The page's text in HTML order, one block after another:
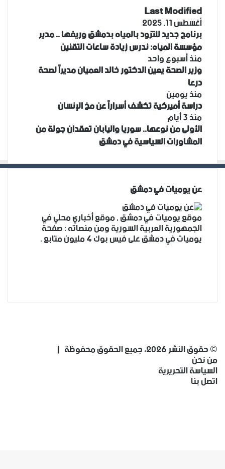
Last Modified
أغسطس 11, 2025
برنامج جديد للتزود بالمياه بدمشق وريفها .. مدير
مؤسسة المياه: ندرس زيادة ساعات التقنين
منذ أسبوع واحد
وزير الصحة يعين الدكتور خالد العميان مديراً لصحة
درعا
منذ يومين
دراسة أميركية تكشف أسراراً عن مخ الإنسان
منذ 3 أيام
الأولى من نوعها.. سوريا واليابان تعقدان جولة من
المشاورات السياسية في دمشق
عن يوميات في دمشق
موقع يوميات في دمشق , موقع أخباري محلي في
الجمهورية العربية السورية ومن منصاته : صفحة
يوميات في دمشق على فيس بوك 4 مليون متابع .
فيسبوك
فيسبوك
© حقوق النشر 2026، جميع الحقوق محفوظة |
من نحن
السياسة التحريرية
اتصل بنا
فيسبوك